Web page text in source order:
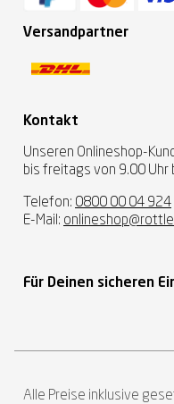
Versandpartner
Kontakt
Unseren Onlineshop-
bis freitags von 9.00 Uhr
Telefon: 0800 00 04 924
E-Mail:
Für Deinen sicheren
Alle Preise inklusive